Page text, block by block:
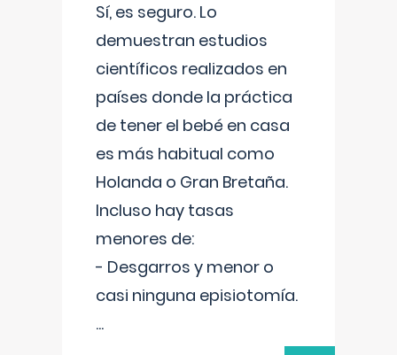
Sí, es seguro. Lo
demuestran estudios
científicos realizados en
países donde la práctica
de tener el bebé en casa
es más habitual como
Holanda o Gran Bretaña.
Incluso hay tasas
menores de:
- Desgarros y menor o
casi ninguna episiotomía.
...